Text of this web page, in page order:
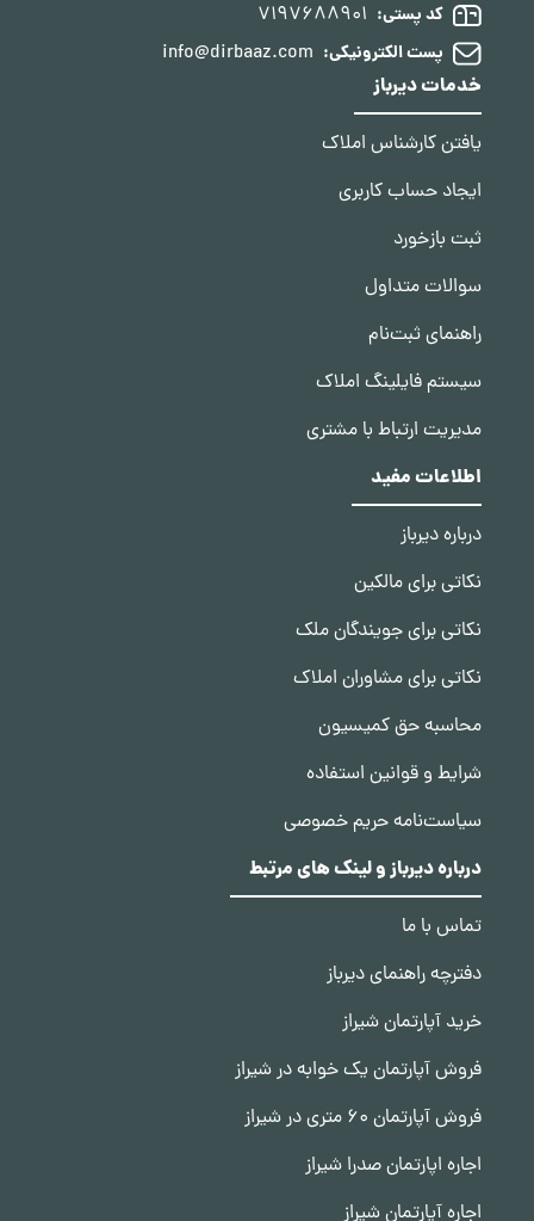
کد پستی: 7197688901
پست الکترونیکی: info@dirbaaz.com
خدمات دیرباز
یافتن کارشناس املاک
ایجاد حساب کاربری
ثبت بازخورد
سوالات متداول
راهنمای ثبت‌نام
سیستم فایلینگ املاک
مدیریت ارتباط با مشتری
اطلاعات مفید
درباره دیرباز
نکاتی برای مالکین
نکاتی برای جویندگان ملک
نکاتی برای مشاوران املاک
محاسبه حق کمیسیون
شرایط و قوانین استفاده
سیاست‌نامه حریم خصوصی
درباره دیرباز و لینک های مرتبط
تماس با ما
دفترچه راهنمای دیرباز
خرید آپارتمان شیراز
فروش آپارتمان یک خوابه در شیراز
فروش آپارتمان 60 متری در شیراز
اجاره اپارتمان صدرا شیراز
اجاره آپارتمان شیراز